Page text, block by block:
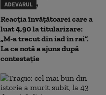
ADEVARUL
Reacția învățătoarei care a
luat 4,90 la titularizare:
„M-a trecut din iad în rai”.
La ce notă a ajuns după
contestație